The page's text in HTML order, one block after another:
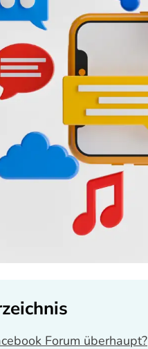
Forum überhaupt?